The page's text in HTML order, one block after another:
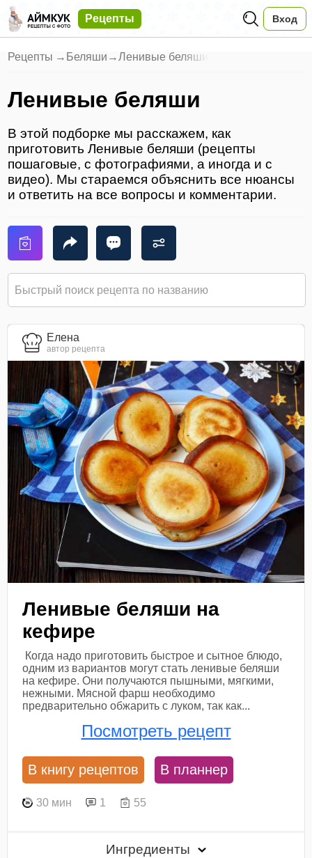
Рецепты Вход
Рецепты → Беляши →Ленивые беляши
Ленивые беляши
В этой подборке мы расскажем, как
приготовить Ленивые беляши (рецепты
пошаговые, с фотографиями, а иногда и с
видео). Мы стараемся объяснить все нюансы
и ответить на все вопросы и комментарии.
Елена
автор рецепта
Ленивые беляши на
кефире
Когда надо приготовить быстрое и сытное блюдо,
одним из вариантов могут стать ленивые беляши
на кефире. Они получаются пышными, мягкими,
нежными. Мясной фарш необходимо
предварительно обжарить с луком, так как...
Посмотреть рецепт
В книгу рецептов В планнер
30 мин 1 55
Ингредиенты